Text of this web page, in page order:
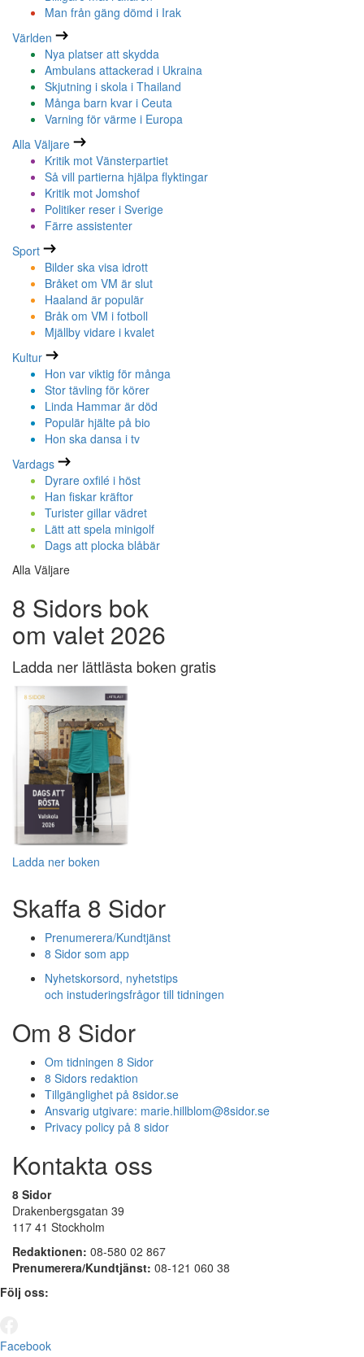
Man från gäng dömd i Irak
Världen
Nya platser att skydda
Ambulans attackerad i Ukraina
Skjutning i skola i Thailand
Många barn kvar i Ceuta
Varning för värme i Europa
Alla Väljare
Kritik mot Vänsterpartiet
Så vill partierna hjälpa flyktingar
Kritik mot Jomshof
Politiker reser i Sverige
Färre assistenter
Sport
Bilder ska visa idrott
Bråket om VM är slut
Haaland är populär
Bråk om VM i fotboll
Mjällby vidare i kvalet
Kultur
Hon var viktig för många
Stor tävling för körer
Linda Hammar är död
Populär hjälte på bio
Hon ska dansa i tv
Vardags
Dyrare oxfilé i höst
Han fiskar kräftor
Turister gillar vädret
Lätt att spela minigolf
Dags att plocka blåbär
Alla Väljare
8 Sidors bok
om valet 2026
Ladda ner lättlästa boken gratis
Ladda ner boken
Skaffa 8 Sidor
Prenumerera/Kundtjänst
8 Sidor som app
Nyhetskorsord, nyhetstips
och instuderingsfrågor till tidningen
Om 8 Sidor
Om tidningen 8 Sidor
8 Sidors redaktion
Tillgänglighet på 8sidor.se
Ansvarig utgivare: marie.hillblom@8sidor.se
Privacy policy på 8 sidor
Kontakta oss
8 Sidor
Drakenbergsgatan 39
117 41 Stockholm
Redaktionen: 08-580 02 867
Prenumerera/Kundtjänst: 08-121 060 38
Följ oss:
Facebook